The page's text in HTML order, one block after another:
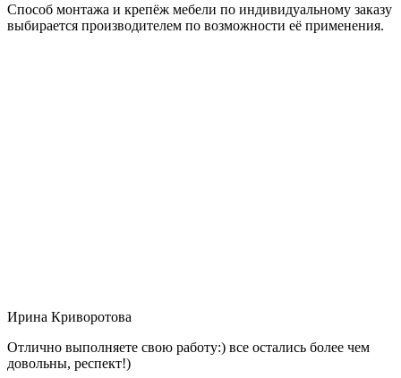
Способ монтажа и крепёж мебели по индивидуальному заказу
выбирается производителем по возможности её применения.
Ирина Криворотова
Отлично выполняете свою работу:) все остались более чем
довольны, респект!)